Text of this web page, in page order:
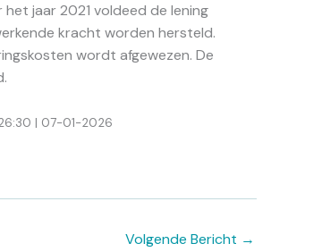
jaar 2021 voldeed de lening
kracht worden hersteld.
wordt afgewezen. De
| 07-01-2026
Volgende Bericht →